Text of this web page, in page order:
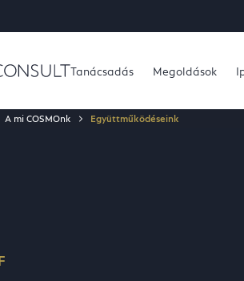
Tanácsadás Megoldások
A mi COSMOnk Együttműködéseink